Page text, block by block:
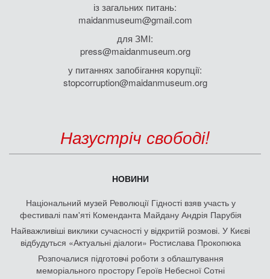
із загальних питань:
maidanmuseum@gmail.com
для ЗМІ:
press@maidanmuseum.org
у питаннях запобігання корупції:
stopcorruption@maidanmuseum.org
Назустріч свободі!
НОВИНИ
Національний музей Революції Гідності взяв участь у
фестивалі пам'яті Коменданта Майдану Андрія Парубія
Найважливіші виклики сучасності у відкритій розмові. У Києві
відбудуться «Актуальні діалоги» Ростислава Прокопюка
Розпочалися підготовчі роботи з облаштування
меморіального простору Героїв Небесної Сотні